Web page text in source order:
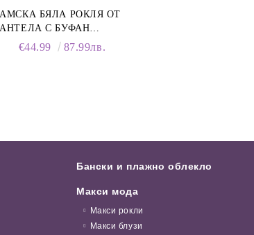
БЯЛА РОКЛЯ ОТ
С БУФАН
И ЯКА
€44.99 87.99лв.
Бански и плажно облекло
Макси мода
Макси рокли
Макси блузи